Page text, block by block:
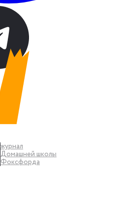
журнал
Домашней школы
Фоксфорда